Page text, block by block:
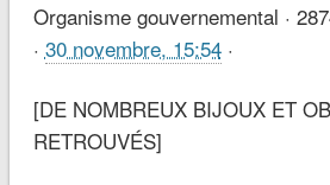
Organisme gouvernemental ·
· 30 novembre, 15:54·
[DE NOMBREUX BIJOUX ET
RETROUVÉS]